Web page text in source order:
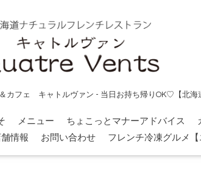
フェ キャトルヴァン - 当日お持ち帰りOK♡【北海
メニュー ちょこっとマナーアドバイス
舗情報 お問い合わせ フレンチ冷凍グルメ【